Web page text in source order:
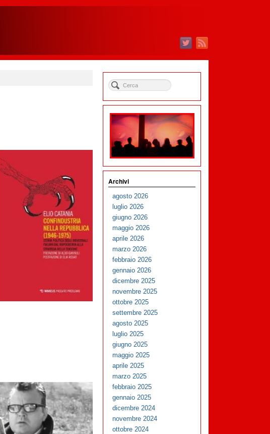
Archivi
agosto 2026
luglio 2026
giugno 2026
maggio 2026
aprile 2026
marzo 2026
febbraio 2026
gennaio 2026
dicembre 2025
novembre 2025
ottobre 2025
settembre 2025
agosto 2025
luglio 2025
giugno 2025
maggio 2025
aprile 2025
marzo 2025
febbraio 2025
gennaio 2025
dicembre 2024
novembre 2024
ottobre 2024